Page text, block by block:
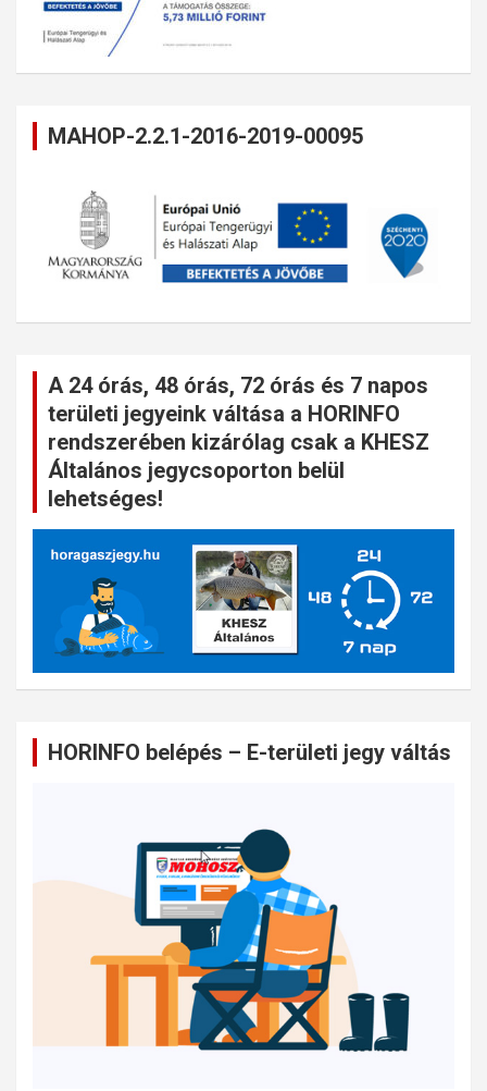
MAHOP-2.2.1-2016-2019-00095
A 24 órás, 48 órás, 72 órás és 7 napos
területi jegyeink váltása a HORINFO
rendszerében kizárólag csak a KHESZ
Általános jegycsoporton belül
lehetséges!
HORINFO belépés – E-területi jegy váltás